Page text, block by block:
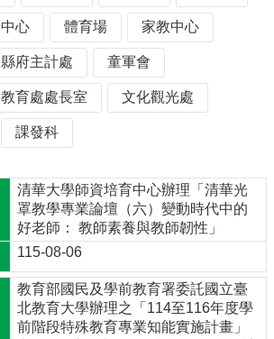
心 體育場 家教中心
縣府主計處 童軍會
教育處處長室 文化觀光處
課發科
清華大學師資培育中心辦理「清華光
罩教學專業論壇（六）變動時代中的
好老師： 教師素養與教師韌性」
115-08-06
教育部國民及學前教育署委託國立臺
北教育大學辦理之「114至116年度學
前階段特殊教育專業知能實施計畫」